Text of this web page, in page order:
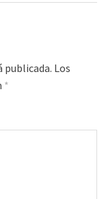
publicada. Los
*